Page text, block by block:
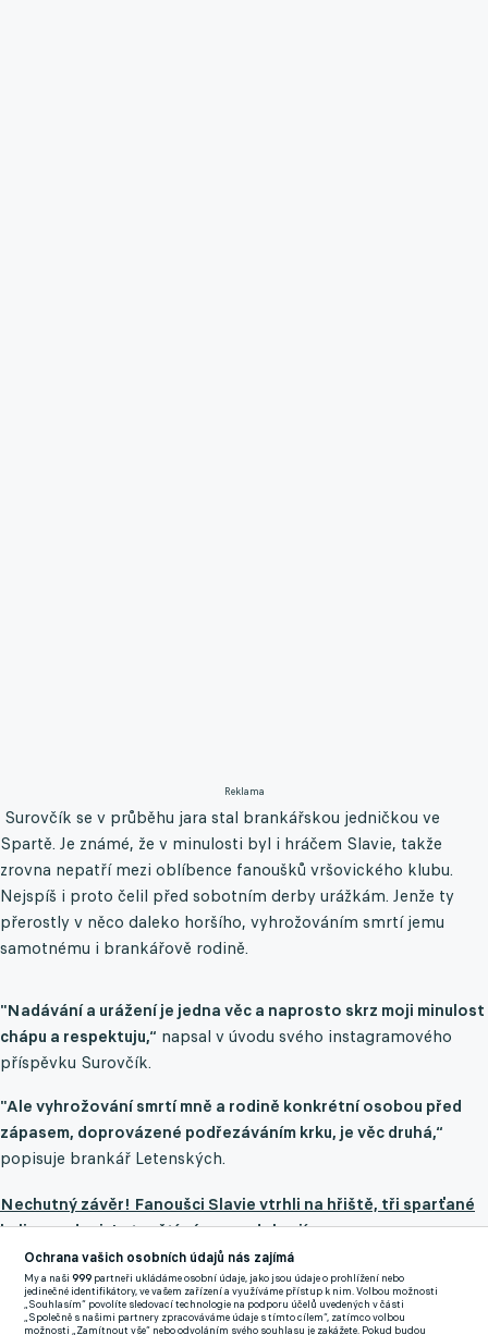
Reklama
Surovčík se v průběhu jara stal brankářskou jedničkou ve
Spartě. Je známé, že v minulosti byl i hráčem Slavie, takže
zrovna nepatří mezi oblíbence fanoušků vršovického klubu.
Nejspíš i proto čelil před sobotním derby urážkám. Jenže ty
přerostly v něco daleko horšího, vyhrožováním smrtí jemu
samotnému i brankářově rodině.
"Nadávání a urážení je jedna věc a naprosto skrz moji minulost
chápu a respektuju,“ napsal v úvodu svého instagramového
příspěvku Surovčík.
"Ale vyhrožování smrtí mně a rodině konkrétní osobou před
zápasem, doprovázené podřezáváním krku, je věc druhá,“
popisuje brankář Letenských.
Nechutný závěr! Fanoušci Slavie vtrhli na hřiště, tři sparťané
byli napadeni. Letenští zápas nedohrají
Televizní záběry ukázaly, jak jeden z fanoušků Slavie také
přiběhne při přerušení utkání ke gólmanovi a chrstne mu pivo
do obličeje. Podle Surovčíka ale nezůstalo jen u toho.
Ochrana vašich osobních údajů nás zajímá
My a naši999 partneři ukládáme osobní údaje, jako jsou údaje o prohlížení nebo
jedinečné identifikátory, ve vašem zařízení a využíváme přístup k nim. Volbou možnosti
„Souhlasím“ povolíte sledovací technologie na podporu účelů uvedených v části
„Společně s našimi partnery zpracováváme údaje s tímto cílem“, zatímco volbou
možnosti „Zamítnout vše“ nebo odvoláním svého souhlasu je zakážete. Pokud budou